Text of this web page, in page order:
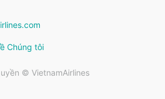
Chúng tôi
© VietnamAirlines